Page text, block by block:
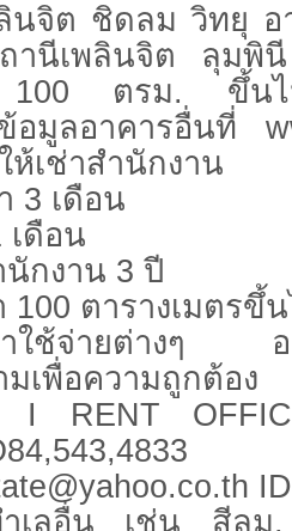
นจิต ชิดลม วิทยุ อ
ถานีเพลินจิต ลุมพิ
100 ตรม. ขึ้นไ
อมูลอาคารอื่นที่
เช่าสำนักงาน
3 เดือน
เดือน
กงาน 3 ปี
ตารางเมตรขึ้
ใช้จ่ายต่างๆ อา
เพื่อความถูกต้อง
ม I RENT
ำเลอื่น เช่น สีล